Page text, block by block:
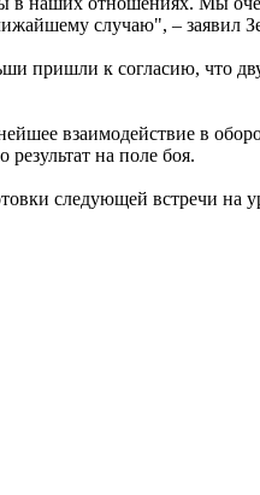
случаю", – заявил
пришли к согласию, что
взаимодействие в
на поле боя.
следующей встречи на